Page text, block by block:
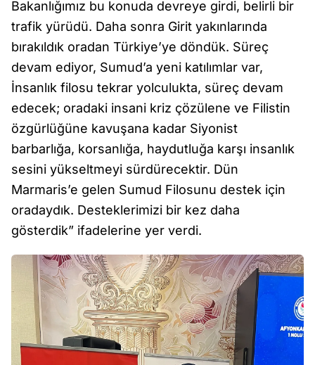
Bakanlığımız bu konuda devreye girdi, belirli bir
trafik yürüdü. Daha sonra Girit yakınlarında
bırakıldık oradan Türkiye’ye döndük. Süreç
devam ediyor, Sumud’a yeni katılımlar var,
İnsanlık filosu tekrar yolculukta, süreç devam
edecek; oradaki insani kriz çözülene ve Filistin
özgürlüğüne kavuşana kadar Siyonist
barbarlığa, korsanlığa, haydutluğa karşı insanlık
sesini yükseltmeyi sürdürecektir. Dün
Marmaris’e gelen Sumud Filosunu destek için
oradaydık. Desteklerimizi bir kez daha
gösterdik” ifadelerine yer verdi.